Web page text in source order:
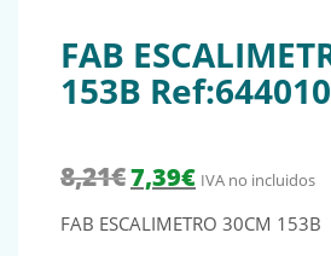
FAB
153B Ref:644010
8,21€ El precio original era:
7,39€El precio actual
IVA no incluidos
FAB ESCALIMETRO 30CM 153B